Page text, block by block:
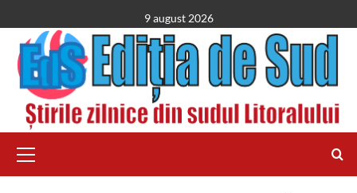
to
content
9 august 2026
Menu